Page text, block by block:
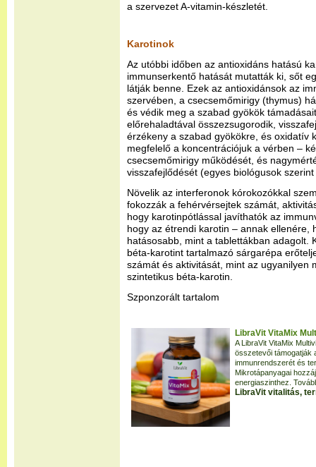
a szervezet A-vitamin-készletét.
Karotinok
Az utóbbi időben az antioxidáns hatású
immunserkentő hatását mutatták ki, sőt
látják benne. Ezek az antioxidánsok az
szervében, a csecsemőmirigy (thymus)
és védik meg a szabad gyökök
előrehaladtával összezsugorodik,
érzékeny a szabad gyökökre, és oxidatív
megfelelő a koncentrációjuk a vérben –
csecsemőmirigy működését, és
visszafejlődését (egyes biológusok
Növelik az interferonok kórokozókkal
fokozzák a fehérvérsejtek számát,
hogy karotinpótlással javíthatók az
hogy az étrendi karotin – annak ellenére,
hatásosabb, mint a tablettákban adagolt.
béta-karotint tartalmazó sárgarépa
számát és aktivitását, mint az ugyanilyen
szintetikus béta-karotin.
Szponzorált tartalom
LibraVit VitaMix
A LibraVit VitaMix
összetevői támogatják
immunrendszerét és
Mikrotápanyagai
energiaszinthez.
LibraVit vitalitás,